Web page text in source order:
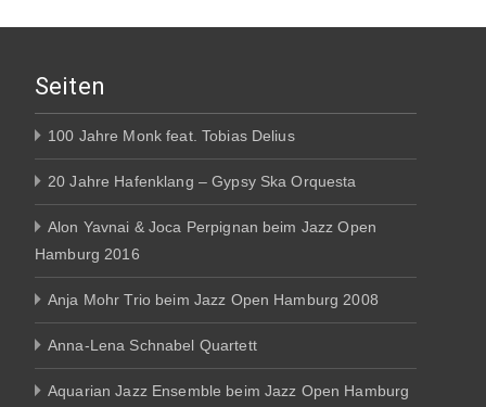
Seiten
100 Jahre Monk feat. Tobias Delius
20 Jahre Hafenklang – Gypsy Ska Orquesta
Alon Yavnai & Joca Perpignan beim Jazz Open
Hamburg 2016
Anja Mohr Trio beim Jazz Open Hamburg 2008
Anna-Lena Schnabel Quartett
Aquarian Jazz Ensemble beim Jazz Open Hamburg